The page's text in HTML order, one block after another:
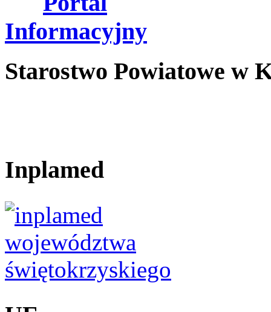
Informacyjny
Starostwo Powiatowe w
Inplamed